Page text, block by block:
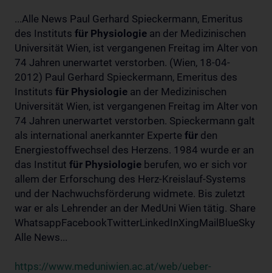
...Alle News Paul Gerhard Spieckermann, Emeritus
des Instituts für Physiologie an der Medizinischen
Universität Wien, ist vergangenen Freitag im Alter von
74 Jahren unerwartet verstorben. (Wien, 18-04-
2012) Paul Gerhard Spieckermann, Emeritus des
Instituts für Physiologie an der Medizinischen
Universität Wien, ist vergangenen Freitag im Alter von
74 Jahren unerwartet verstorben. Spieckermann galt
als international anerkannter Experte für den
Energiestoffwechsel des Herzens. 1984 wurde er an
das Institut für Physiologie berufen, wo er sich vor
allem der Erforschung des Herz-Kreislauf-Systems
und der Nachwuchsförderung widmete. Bis zuletzt
war er als Lehrender an der MedUni Wien tätig. Share
WhatsappFacebookTwitterLinkedInXingMailBlueSky
Alle News...
https://www.meduniwien.ac.at/web/ueber-